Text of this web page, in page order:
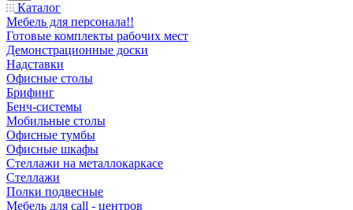
Каталог
Мебель для персонала!!
Готовые комплекты рабочих мест
Демонстрационные доски
Надставки
Офисные столы
Брифинг
Бенч-системы
Мобильные столы
Офисные тумбы
Офисные шкафы
Стеллажи на металлокаркасе
Стеллажи
Полки подвесные
Мебель для call - центров